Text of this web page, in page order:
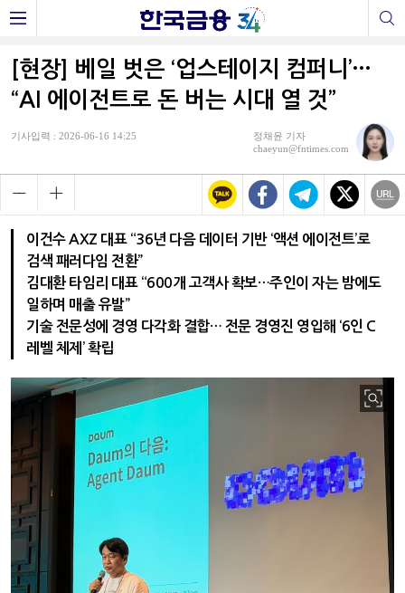
[현장] 베일 벗은 ‘업스테이지 컴퍼니’…
“AI 에이전트로 돈 버는 시대 열 것”
기사입력 : 2026-06-16 14:25
정채윤 기자
chaeyun@fntimes.com
이건수 AXZ 대표 “36년 다음 데이터 기반 ‘액션 에이전트’로
검색 패러다임 전환”
김대환 타임리 대표 “600개 고객사 확보…주인이 자는 밤에도
일하며 매출 유발”
기술 전문성에 경영 다각화 결합… 전문 경영진 영입해 ‘6인 C
레벨 체제’ 확립